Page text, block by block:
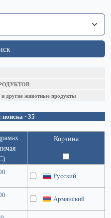
другие животные продукты
поиска - 35
Корзина
Русский
Армянский